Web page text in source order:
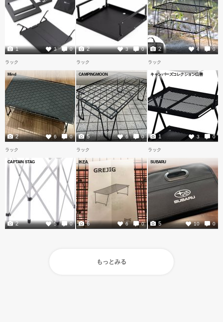
3 0
1 3 0
2 4 0
2
ラック
Mind
6 0
2
ラック
CAMPINGMOON
6 0
5
ラック
キャンパーズコレクション山善
3 0
1
ラック
CAPTAIN STAG
5 0
2
ラック
IKEA
6 0
6
ラック
SUBARU
10 0
5
もっとみる